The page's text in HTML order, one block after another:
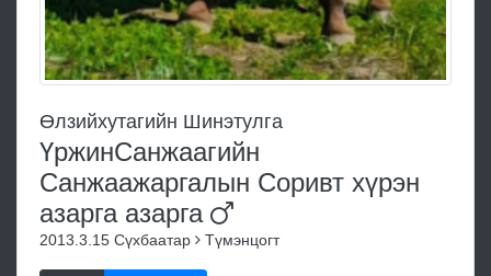
Өлзийхутагийн Шинэтулга
ҮржинСанжаагийн
Санжаажаргалын Соривт хүрэн
азарга азарга
2013.3.15 Сүхбаатар Түмэнцогт